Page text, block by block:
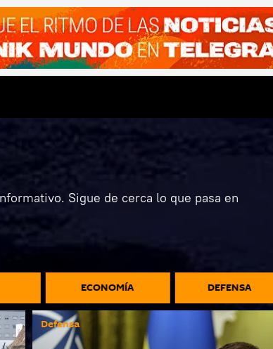
Sigue de cerca lo que pasa en
ECONOMÍA DEFENSA
Defensa